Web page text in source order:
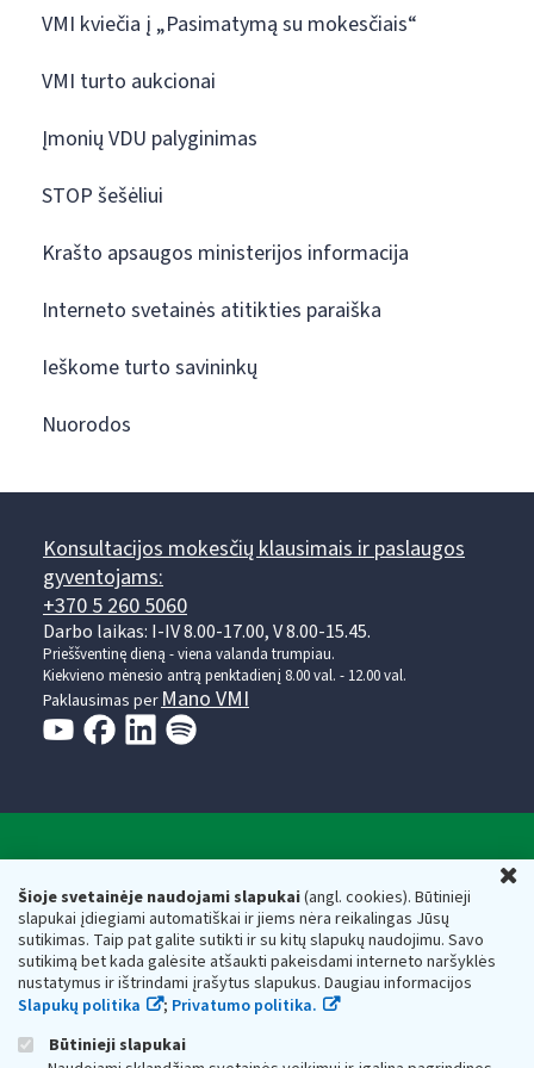
Šioje svetainėje naudojami slapukai(angl. cookies). Būtinieji
slapukai įdiegiami automatiškai ir jiems nėra reikalingas Jūsų
sutikimas. Taip pat galite sutikti ir su kitų slapukų naudojimu. Savo
sutikimą bet kada galėsite atšaukti pakeisdami interneto naršyklės
nustatymus ir ištrindami įrašytus slapukus. Daugiau informacijos
Slapukų politika
; Privatumo politika.
Būtinieji slapukai
VMI kviečia į „Pasimatymą su mokesčiais“
VMI turto aukcionai
Įmonių VDU palyginimas
STOP šešėliui
Krašto apsaugos ministerijos informacija
Interneto svetainės atitikties paraiška
Ieškome turto savininkų
Nuorodos
Konsultacijos mokesčių klausimais ir paslaugos
gyventojams:
+370 5 260 5060
Darbo laikas: I-IV 8.00-17.00, V 8.00-15.45.
Prieššventinę dieną - viena valanda trumpiau.
Kiekvieno mėnesio antrą penktadienį 8.00 val. - 12.00 val.
Paklausimas per Mano VMI
Respublikos finansų ministerijos
Biudžetinė įstaiga. Juridinio asmens kodas — 188659752,
adresas: Vasario 16-osios g. 14, 01107 Vilnius, Lietuva, el.paštas:
vmi@vmi.lt, E. pristatymo dėžutės adresas 188659752
Duomenys apie Valstybinę mokesčių inspekciją prie Lietuvos
Respublikos finansų ministerijos kaupiami ir saugomi Juridinių